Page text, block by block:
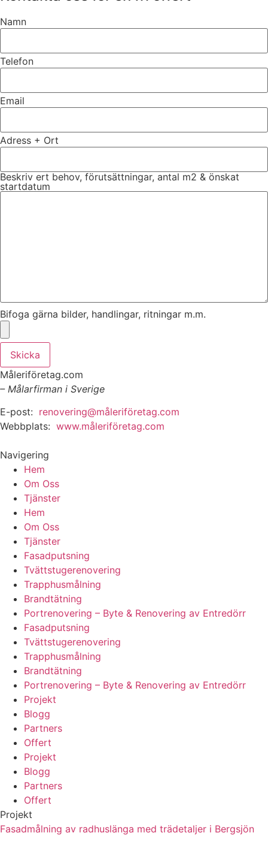
Namn
Telefon
Email
Adress + Ort
Beskriv ert behov, förutsättningar, antal m2 & önskat
startdatum
Bifoga gärna bilder, handlingar, ritningar m.m.
Skicka
Måleriföretag.com
– Målarfirman i Sverige
E-post: renovering@måleriföretag.com
Webbplats: www.måleriföretag.com
Navigering
Hem
Om Oss
Tjänster
Hem
Om Oss
Tjänster
Fasadputsning
Tvättstugerenovering
Trapphusmålning
Brandtätning
Portrenovering – Byte & Renovering av Entredörr
Fasadputsning
Tvättstugerenovering
Trapphusmålning
Brandtätning
Portrenovering – Byte & Renovering av Entredörr
Projekt
Blogg
Partners
Offert
Projekt
Blogg
Partners
Offert
Projekt
Fasadmålning av radhuslänga med trädetaljer i Bergsjön